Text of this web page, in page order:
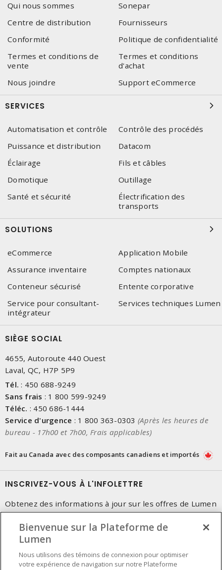
Qui nous sommes
Sonepar
Centre de distribution
Fournisseurs
Conformité
Politique de confidentialité
Termes et conditions de
vente
Termes et conditions
d'achat
Nous joindre
Support eCommerce
SERVICES
Automatisation et contrôle
Contrôle des procédés
Puissance et distribution
Datacom
Éclairage
Fils et câbles
Domotique
Outillage
Santé et sécurité
Électrification des
transports
SOLUTIONS
eCommerce
Application Mobile
Assurance inventaire
Comptes nationaux
Conteneur sécurisé
Entente corporative
Service pour consultant-
intégrateur
Services techniques Lumen
SIÈGE SOCIAL
4655, Autoroute 440 Ouest
Laval, QC, H7P 5P9
Tél. : 450 688-9249
Sans frais : 1 800 599-9249
Téléc. : 450 686-1444
Service d'urgence : 1 800 363-0303 (Après les heures de
bureau - 17h00 et 7h00, Frais applicables)
Fait au Canada avec des composants canadiens et importés
INSCRIVEZ-VOUS À L'INFOLETTRE
Obtenez des informations à jour sur les offres de Lumen
Bienvenue sur la Plateforme de
Lumen
Nous utilisons des témoins de connexion pour optimiser
votre expérience de navigation sur notre Plateforme